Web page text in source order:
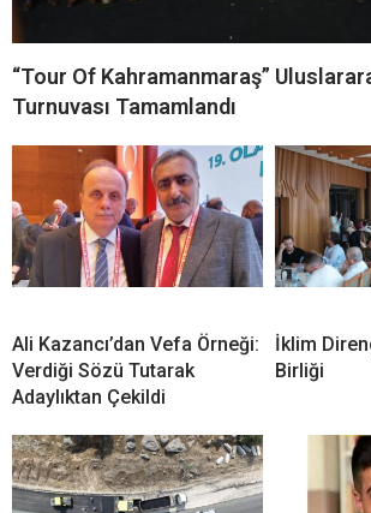
“Tour Of Kahramanmaraş”
Turnuvası Tamamlandı
Ali Kazancı’dan Vefa Örneği:
Verdiği Sözü Tutarak
Adaylıktan Çekildi
İklim
Birliği